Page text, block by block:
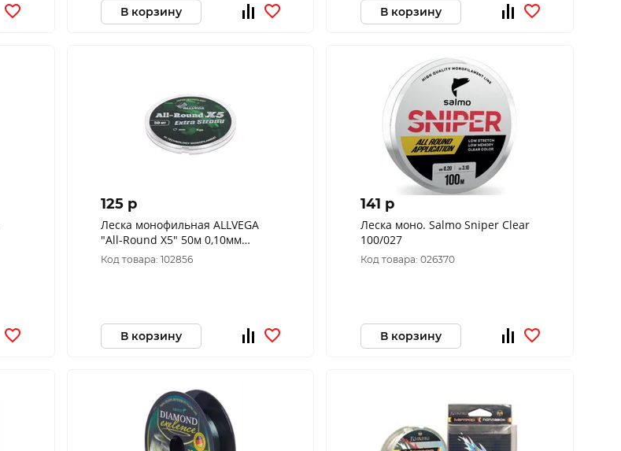
В корзину В корзину
125 p
Леска монофильная ALLVEGA
"All-Round X5" 50м 0,10мм
(1,34кг) прозрачная
Код товара: 102856
В корзину
141 p
Леска моно. Salmo Sniper Clear
100/027
Код товара: 026370
В корзину